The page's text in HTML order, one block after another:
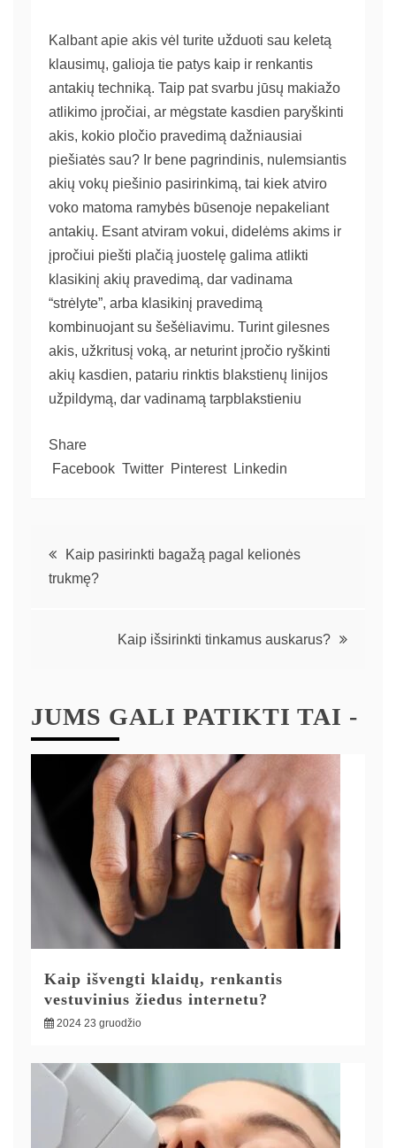
Kalbant apie akis vėl turite užduoti sau keletą
klausimų, galioja tie patys kaip ir renkantis
antakių techniką. Taip pat svarbu jūsų makiažo
atlikimo įpročiai, ar mėgstate kasdien paryškinti
akis, kokio pločio pravedimą dažniausiai
piešiatės sau? Ir bene pagrindinis, nulemsiantis
akių vokų piešinio pasirinkimą, tai kiek atviro
voko matoma ramybės būsenoje nepakeliant
antakių. Esant atviram vokui, didelėms akims ir
įpročiui piešti plačią juostelę galima atlikti
klasikinį akių pravedimą, dar vadinama
“strėlyte”, arba klasikinį pravedimą
kombinuojant su šešėliavimu. Turint gilesnes
akis, užkritusį voką, ar neturint įpročio ryškinti
akių kasdien, patariu rinktis blakstienų linijos
užpildymą, dar vadinamą tarpblakstieniu
Share
Facebook Twitter Pinterest Linkedin
Kaip pasirinkti bagažą pagal kelionės
trukmę?
Kaip išsirinkti tinkamus auskarus?
JUMS GALI PATIKTI TAI -
Kaip išvengti klaidų, renkantis
vestuvinius žiedus internetu?
2024 23 gruodžio